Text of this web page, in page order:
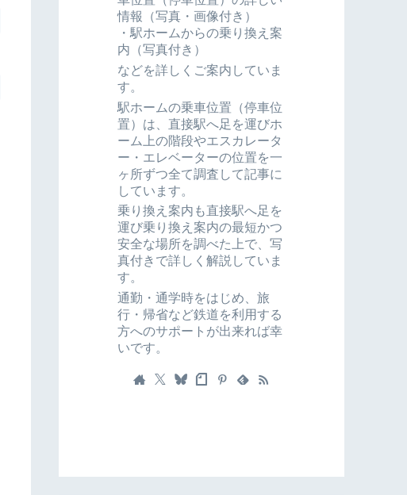
情報（写真・画像付き）
・駅ホームからの乗り換え案
内（写真付き）
などを詳しくご案内していま
す。
駅ホームの乗車位置（停車位
置）は、直接駅へ足を運びホ
ーム上の階段やエスカレータ
ー・エレベーターの位置を一
ヶ所ずつ全て調査して記事に
しています。
乗り換え案内も直接駅へ足を
運び乗り換え案内の最短かつ
安全な場所を調べた上で、写
真付きで詳しく解説していま
す。
通勤・通学時をはじめ、旅
行・帰省など鉄道を利用する
方へのサポートが出来れば幸
いです。